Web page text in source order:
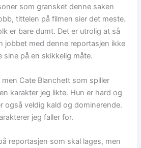
som gransket denne saken
tittelen på filmen sier det meste.
er bare dumt. Det er utrolig at så
jobbet med denne reportasjen ikke
sine på en skikkelig måte.
Cate Blanchett som spiller
karakter jeg likte. Hun er hard og
også veldig kald og dominerende.
jeg faller for.
reportasjen som skal lages, men